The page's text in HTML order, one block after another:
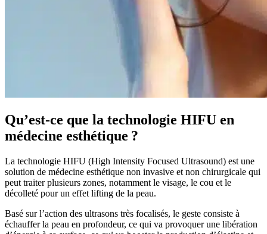
Qu’est-ce que la technologie HIFU en
médecine esthétique ?
La technologie HIFU (High Intensity Focused Ultrasound) est une
solution de médecine esthétique non invasive et non chirurgicale qui
peut traiter plusieurs zones, notamment le visage, le cou et le
décolleté pour un effet lifting de la peau.
Basé sur l’action des ultrasons très focalisés, le geste consiste à
échauffer la peau en profondeur, ce qui va provoquer une libération